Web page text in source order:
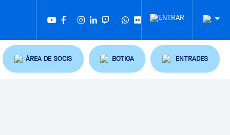
ÀREA DE SOCIS BOTIGA ENTRADES